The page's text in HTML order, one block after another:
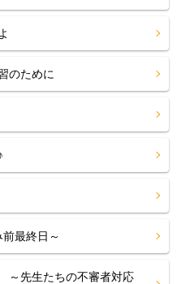
のために
最終日～
先生たちの不審者対応